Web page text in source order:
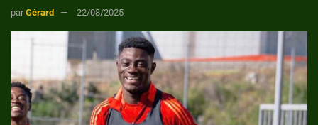
par Gérard 22/08/2025